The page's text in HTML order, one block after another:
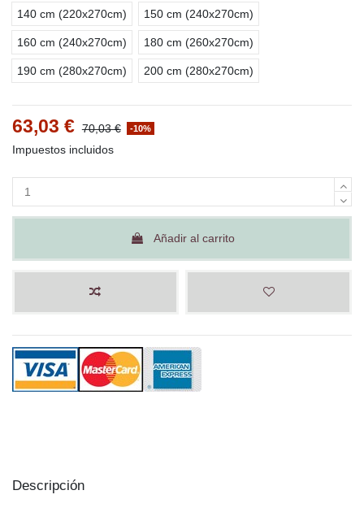
140 cm (220x270cm) 150 cm (240x270cm)
160 cm (240x270cm) 180 cm (260x270cm)
190 cm (280x270cm) 200 cm (280x270cm)
63,03 € 70,03 € -10%
Impuestos incluidos
Añadir al carrito
Descripción